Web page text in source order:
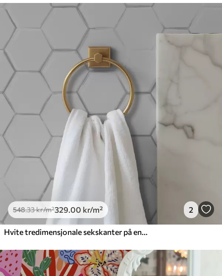
548.33kr/m²329.00 kr/m² 2
Hvite tredimensjonale sekskanter på en glatt bakgrunn